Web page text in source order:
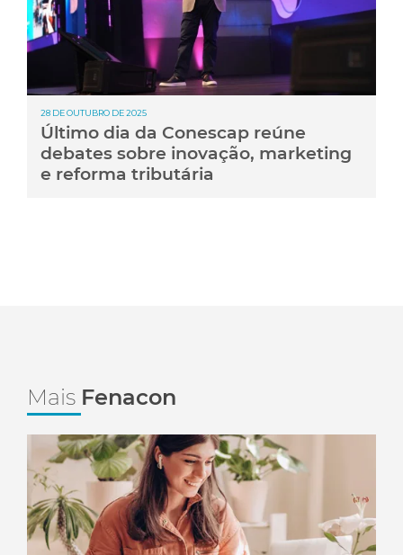
28 DE OUTUBRO DE 2025
Último dia da Conescap reúne
debates sobre inovação, marketing
e reforma tributária
Mais Fenacon